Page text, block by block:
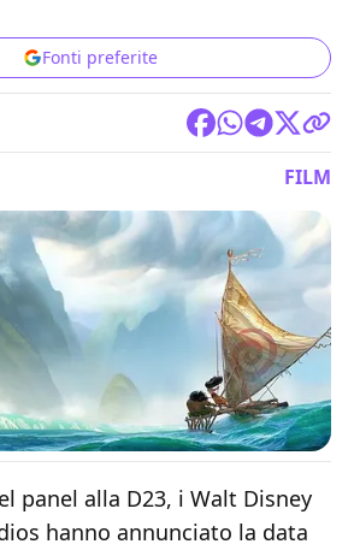
Fonti preferite
FILM
panel alla D23, i Walt Disney
hanno annunciato la data